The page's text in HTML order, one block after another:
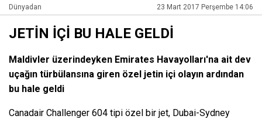
Dünyadan 23 Mart 2017 Perşembe 14:06
JETİN İÇİ BU HALE GELDİ
Maldivler üzerindeyken Emirates Havayolları'na ait dev
uçağın türbülansına giren özel jetin içi olayın ardından
bu hale geldi
Canadair Challenger 604 tipi özel bir jet, Dubai-Sydney